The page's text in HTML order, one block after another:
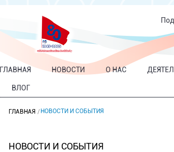
ГЛАВНАЯ НОВОСТИ О НАС
ВЛОГ
ГЛАВНАЯ НОВОСТИ И СОБЫТИЯ
НОВОСТИ И СОБЫТИЯ